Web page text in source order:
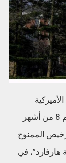
كريستي نويم إلى رابطة “آيفي ليغ” التي تضم 8 من أشهر
الممنوح
هارفارد”، في